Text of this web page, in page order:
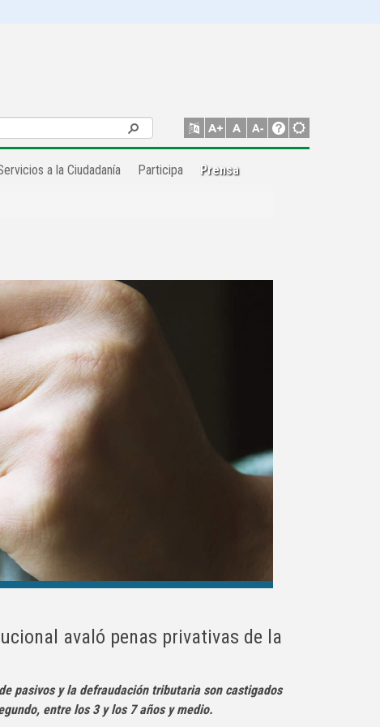
a la Ciudadanía Participa Prensa
avaló penas privativas de la
pasivos y la defraudación tributaria son castigados
entre los 3 y los 7 años y medio.